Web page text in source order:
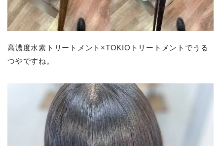
高濃度水素トリートメント×TOKIOトリートメントでうる
つやですね。